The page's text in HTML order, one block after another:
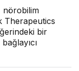
nörobilim
Therapeutics
bir